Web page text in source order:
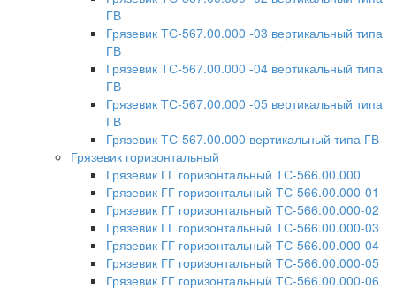
ГВ
Грязевик ТС-567.00.000 -03 вертикальный типа
ГВ
Грязевик ТС-567.00.000 -04 вертикальный типа
ГВ
Грязевик ТС-567.00.000 -05 вертикальный типа
ГВ
Грязевик ТС-567.00.000 вертикальный типа ГВ
Грязевик горизонтальный
Грязевик ГГ горизонтальный ТС-566.00.000
Грязевик ГГ горизонтальный ТС-566.00.000-01
Грязевик ГГ горизонтальный ТС-566.00.000-02
Грязевик ГГ горизонтальный ТС-566.00.000-03
Грязевик ГГ горизонтальный ТС-566.00.000-04
Грязевик ГГ горизонтальный ТС-566.00.000-05
Грязевик ГГ горизонтальный ТС-566.00.000-06